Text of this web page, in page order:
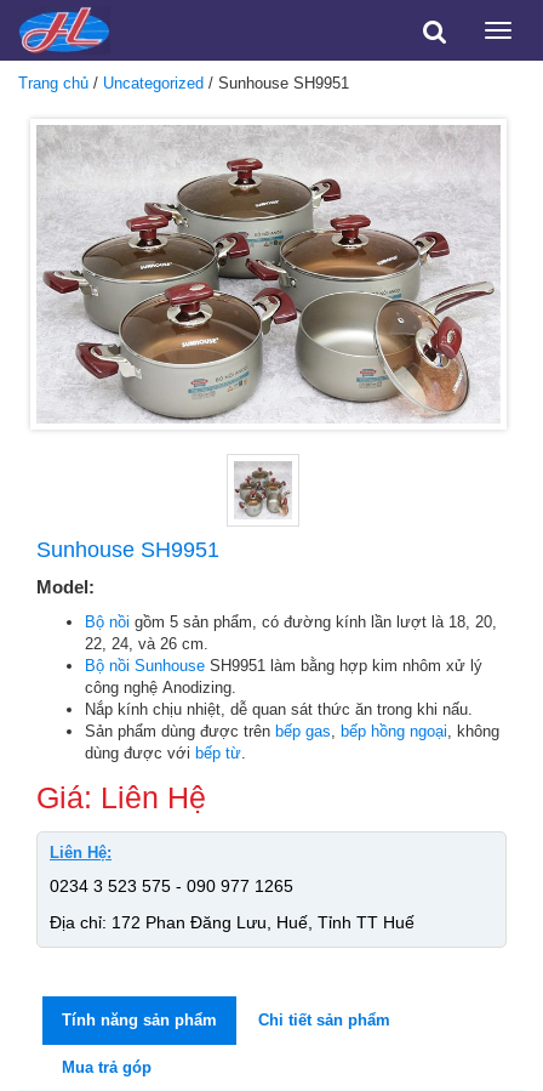
Toggle
Trang chủ / Uncategorized / Sunhouse SH9951
Sunhouse SH9951
Model:
Bộ nồi gồm 5 sản phẩm, có đường kính lần lượt là 18, 20,
22, 24, và 26 cm.
Bộ nồi Sunhouse SH9951 làm bằng hợp kim nhôm xử lý
công nghệ Anodizing.
Nắp kính chịu nhiệt, dễ quan sát thức ăn trong khi nấu.
Sản phẩm dùng được trên bếp gas, bếp hồng ngoại, không
dùng được với bếp từ.
Giá: Liên Hệ
Liên Hệ:
0234 3 523 575 - 090 977 1265
Địa chỉ: 172 Phan Đăng Lưu, Huế, Tỉnh TT Huế
Tính năng sản phẩm Chi tiết sản phẩm
Mua trả góp